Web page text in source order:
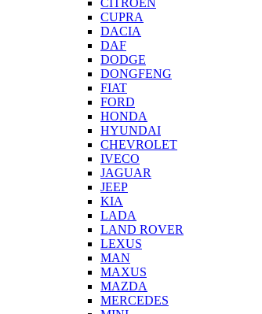
CITROEN
CUPRA
DACIA
DAF
DODGE
DONGFENG
FIAT
FORD
HONDA
HYUNDAI
CHEVROLET
IVECO
JAGUAR
JEEP
KIA
LADA
LAND ROVER
LEXUS
MAN
MAXUS
MAZDA
MERCEDES